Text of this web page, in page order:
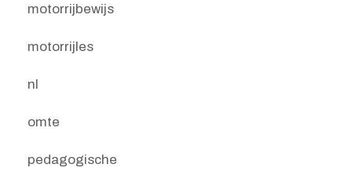
motorrijbewijs
motorrijles
nl
omte
pedagogische